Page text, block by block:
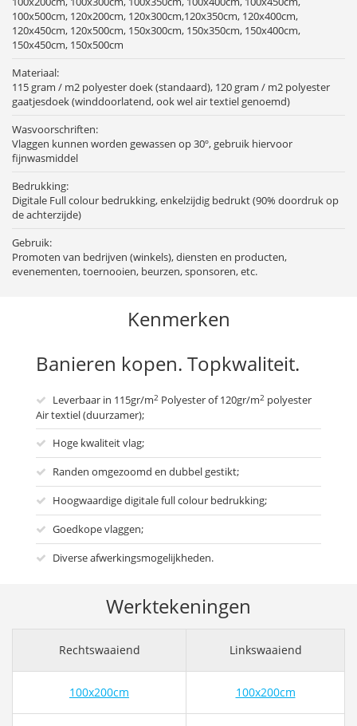
100x500cm, 120x200cm, 120x300cm,120x350cm, 120x400cm,
120x450cm, 120x500cm, 150x300cm, 150x350cm, 150x400cm,
150x450cm, 150x500cm
Materiaal:
115 gram / m2 polyester doek (standaard), 120 gram / m2 polyester
gaatjesdoek (winddoorlatend, ook wel air textiel genoemd)
Wasvoorschriften:
Vlaggen kunnen worden gewassen op 30º, gebruik hiervoor
fijnwasmiddel
Bedrukking:
Digitale Full colour bedrukking, enkelzijdig bedrukt (90% doordruk op
de achterzijde)
Gebruik:
Promoten van bedrijven (winkels), diensten en producten,
evenementen, toernooien, beurzen, sponsoren, etc.
Kenmerken
Banieren kopen. Topkwaliteit.
Leverbaar in 115gr/m2 Polyester of 120gr/m2 polyester
Air textiel (duurzamer);
Hoge kwaliteit vlag;
Randen omgezoomd en dubbel gestikt;
Hoogwaardige digitale full colour bedrukking;
Goedkope vlaggen;
Diverse afwerkingsmogelijkheden.
Werktekeningen
Rechtswaaiend Linkswaaiend
100x200cm 100x200cm